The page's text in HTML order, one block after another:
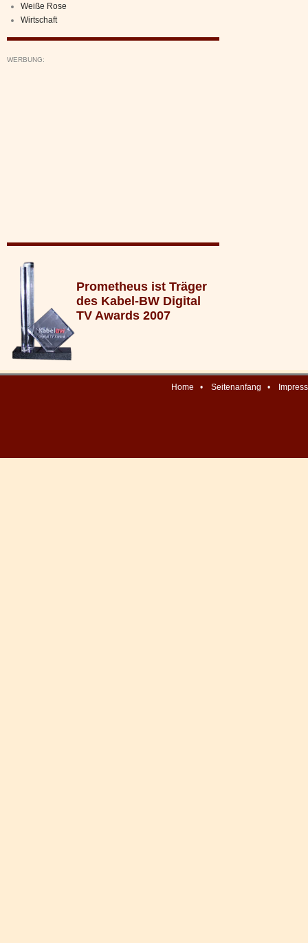
Weiße Rose
Wirtschaft
WERBUNG:
Prometheus ist Träger
des Kabel-BW Digital
TV Awards 2007
Home • Seitenanfang •